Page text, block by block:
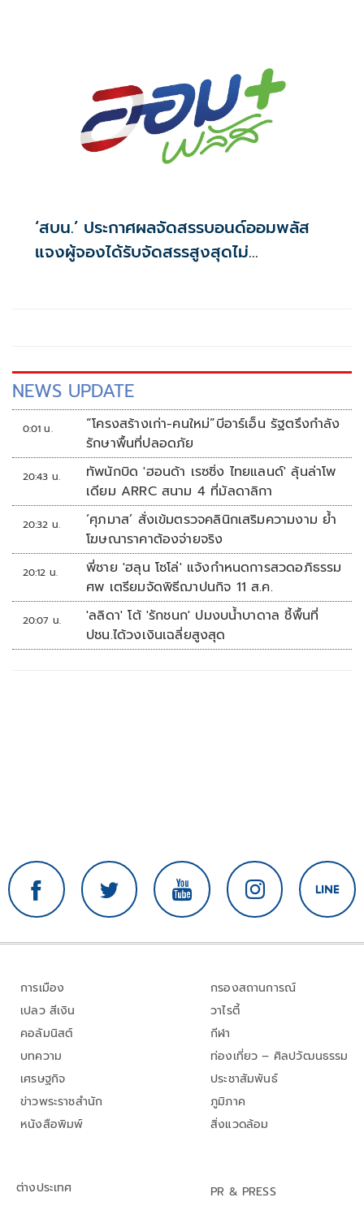
‘สบน.’ ประกาศผลจัดสรรบอนด์ออมพลัส
แจงผู้จองได้รับจัดสรรสูงสุดไม่
NEWS UPDATE
0:01 น.
“โครงสร้างเก่า-คนใหม่”บีอาร์เอ็น รัฐตรึงกำลัง
รักษาพื้นที่ปลอดภัย
20:43 น.
ทัพนักบิด 'ฮอนด้า เรซซิ่ง ไทยแลนด์' ลุ้นล่าโพ
เดียม ARRC สนาม 4 ที่มัลดาลิกา
20:32 น.
‘ศุภมาส’ สั่งเข้มตรวจคลินิกเสริมความงาม ย้ำ
โฆษณาราคาต้องจ่ายจริง
20:12 น.
พี่ชาย 'ฮลุน โซโล่' แจ้งกำหนดการสวดอภิธรรม
ศพ เตรียมจัดพิธีฌาปนกิจ 11 ส.ค.
20:07 น.
'ลลิดา' โต้ 'รักชนก' ปมงบน้ำบาดาล ชี้พื้นที่
ปชน.ได้วงเงินเฉลี่ยสูงสุด
การเมือง
เปลว สีเงิน
คอลัมนิสต์
บทความ
เศรษฐกิจ
ข่าวพระราชสำนัก
หนังสือพิมพ์
กรองสถานการณ์
วาไรตี้
กีฬา
ท่องเที่ยว – ศิลปวัฒนธรรม
ประชาสัมพันธ์
ภูมิภาค
สิ่งแวดล้อม
ต่างประเทศ
PR & PRESS